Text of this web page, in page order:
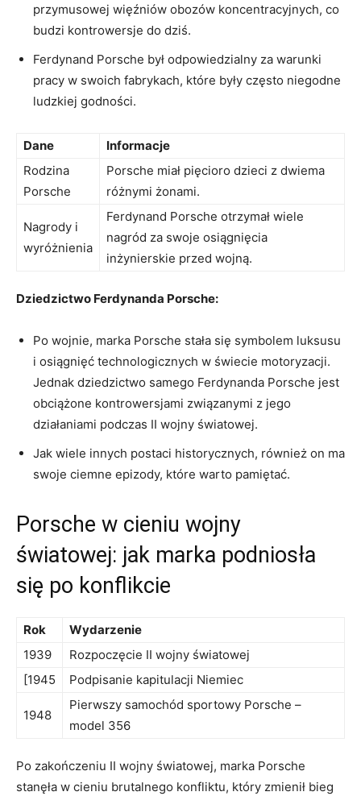
przymusowej więźniów obozów koncentracyjnych, co
budzi kontrowersje do dziś.
Ferdynand Porsche był odpowiedzialny za⁤ warunki
pracy w⁤ swoich ‍fabrykach, które były często niegodne​
ludzkiej‍ godności.
Dane
Informacje
Rodzina⁢
Porsche
Porsche miał​ pięcioro dzieci⁣ z dwiema
‍różnymi żonami.
Nagrody i
wyróżnienia
Ferdynand ⁣Porsche otrzymał ⁣wiele
⁤nagród za swoje osiągnięcia
⁣inżynierskie ⁣przed wojną.
Dziedzictwo Ferdynanda⁣ Porsche:
Po wojnie, marka ‍Porsche stała się symbolem luksusu
i osiągnięć‌ technologicznych w świecie motoryzacji.
Jednak dziedzictwo samego Ferdynanda Porsche jest​
obciążone kontrowersjami związanymi z⁢ jego
⁣działaniami podczas II‌ wojny światowej.
Jak wiele ‍innych postaci ‌historycznych, również on ma
swoje ⁤ciemne epizody,⁣ które warto pamiętać.
Porsche⁤ w cieniu wojny
światowej: jak marka podniosła
się ⁣po konflikcie
Rok
Wydarzenie
1939
Rozpoczęcie‍ II ‍wojny światowej
[1945
Podpisanie kapitulacji Niemiec
1948
Pierwszy samochód ‍sportowy Porsche –
model 356
Po zakończeniu ⁣II wojny ⁢światowej, ⁢marka‌ Porsche
‌stanęła w cieniu brutalnego ‌konfliktu, który zmienił bieg